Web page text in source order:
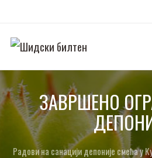
ЗАВРШЕНО
Радови на санацији депоније смећа у